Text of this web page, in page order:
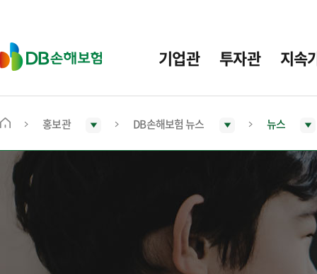
D
B
보
기업관 투자관 지속
메
홍보관 DB손해보험 뉴스 뉴스